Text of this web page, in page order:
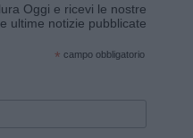
Oggi e ricevi le nostre
ultime notizie pubblicate
* campo obbligatorio